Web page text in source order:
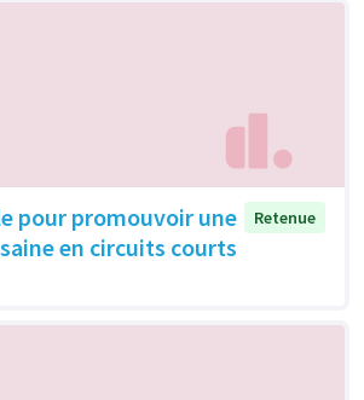
pour promouvoir une
en circuits courts
Retenue